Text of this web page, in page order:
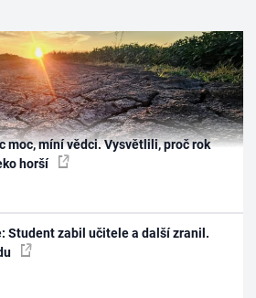
moc, míní vědci. Vysvětlili, proč rok
horší
Student zabil učitele a další zranil.